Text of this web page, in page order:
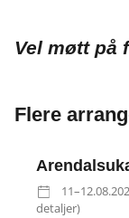
Vel møtt på
Flere
detaljer)